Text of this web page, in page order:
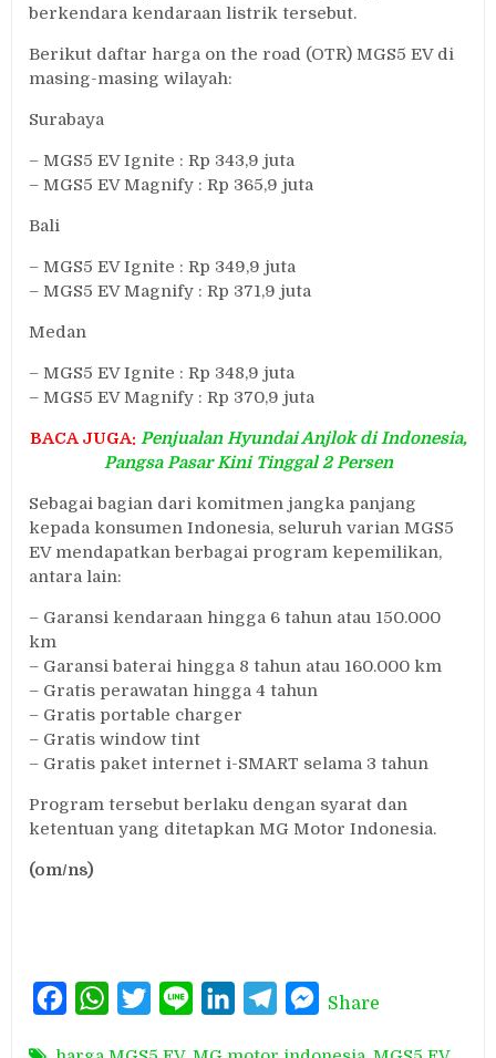
berkendara kendaraan listrik tersebut.
Berikut daftar harga on the road (OTR) MGS5 EV di
masing-masing wilayah:
Surabaya
– MGS5 EV Ignite : Rp 343,9 juta
– MGS5 EV Magnify : Rp 365,9 juta
Bali
– MGS5 EV Ignite : Rp 349,9 juta
– MGS5 EV Magnify : Rp 371,9 juta
Medan
– MGS5 EV Ignite : Rp 348,9 juta
– MGS5 EV Magnify : Rp 370,9 juta
BACA JUGA: Penjualan Hyundai Anjlok di Indonesia,
Pangsa Pasar Kini Tinggal 2 Persen
Sebagai bagian dari komitmen jangka panjang
kepada konsumen Indonesia, seluruh varian MGS5
EV mendapatkan berbagai program kepemilikan,
antara lain:
– Garansi kendaraan hingga 6 tahun atau 150.000
km
– Garansi baterai hingga 8 tahun atau 160.000 km
– Gratis perawatan hingga 4 tahun
– Gratis portable charger
– Gratis window tint
– Gratis paket internet i-SMART selama 3 tahun
Program tersebut berlaku dengan syarat dan
ketentuan yang ditetapkan MG Motor Indonesia.
(om/ns)
FacebookWhatsAppTwitterLine LinkedInTelegramMessenger
Share